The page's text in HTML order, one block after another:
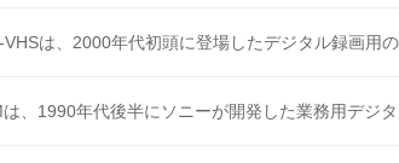
VHSは、2000年代初頭に登場したデジタル録画用
は、1990年代後半にソニーが開発した業務用デジ